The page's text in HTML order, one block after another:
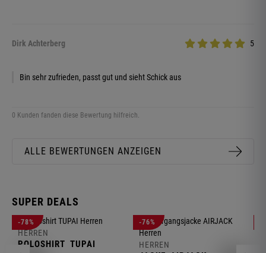
Dirk Achterberg 5
Bin sehr zufrieden, passt gut und sieht Schick aus
0 Kunden fanden diese Bewertung hilfreich.
ALLE BEWERTUNGEN ANZEIGEN
SUPER DEALS
-78%
HERREN
POLOSHIRT TUPAI
-76%
HERREN